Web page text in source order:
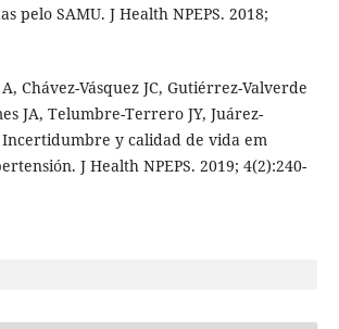
pelo SAMU. J Health NPEPS. 2018;
Chávez-Vásquez JC, Gutiérrez-Valverde
JA, Telumbre-Terrero JY, Juárez-
y calidad de vida em
J Health NPEPS. 2019; 4(2):240-